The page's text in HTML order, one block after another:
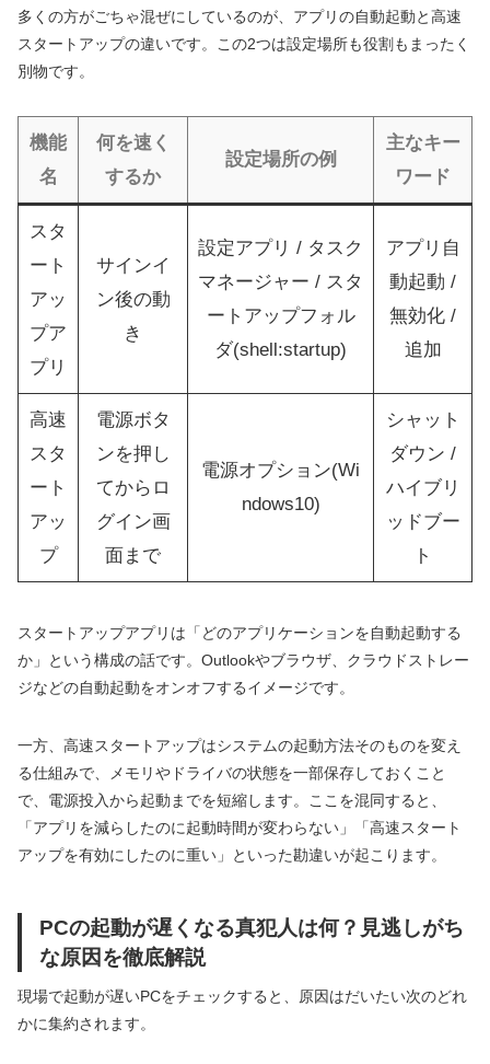
多くの方がごちゃ混ぜにしているのが、アプリの自動起動と高速
スタートアップの違いです。この2つは設定場所も役割もまったく
別物です。
機能
名
何を速く
するか
設定場所の例
主なキー
ワード
スタ
ート
アッ
プア
プリ
サインイ
ン後の動
き
設定アプリ / タスク
マネージャー / スタ
ートアップフォル
ダ(shell:startup)
アプリ自
動起動 /
無効化 /
追加
高速
スタ
ート
アッ
プ
電源ボタ
ンを押し
てからロ
グイン画
面まで
電源オプション(Wi
ndows10)
シャット
ダウン /
ハイブリ
ッドブー
ト
スタートアップアプリは「どのアプリケーションを自動起動する
か」という構成の話です。Outlookやブラウザ、クラウドストレー
ジなどの自動起動をオンオフするイメージです。
一方、高速スタートアップはシステムの起動方法そのものを変え
る仕組みで、メモリやドライバの状態を一部保存しておくこと
で、電源投入から起動までを短縮します。ここを混同すると、
「アプリを減らしたのに起動時間が変わらない」「高速スタート
アップを有効にしたのに重い」といった勘違いが起こります。
PCの起動が遅くなる真犯人は何？見逃しがち
な原因を徹底解説
現場で起動が遅いPCをチェックすると、原因はだいたい次のどれ
かに集約されます。